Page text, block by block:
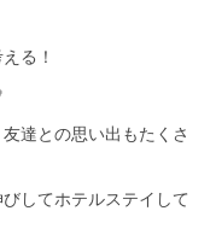
る！
達との思い出もたくさ
してホテルステイして